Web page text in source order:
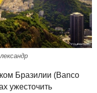
Бразилии (Banco
ужесточить